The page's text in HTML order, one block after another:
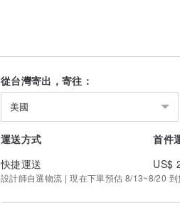
從台灣寄出，寄往：
美國
運送方式 首件
快捷運送
US$
設計師自選物流 | 現在下單預估 8/13~8/20 到